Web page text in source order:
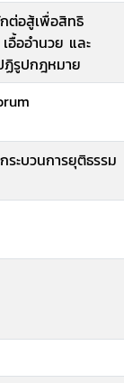
ต่อสู้เพื่อสิทธิ
ออำนวย และ
รูปกฎหมาย
ระบวนการยุติธรรม